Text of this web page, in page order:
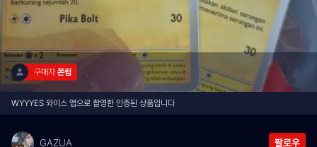
구매자 쫀림
WYYYES 와이스 앱으로 촬영한 인증된 상품입니다
GAZUA 팔로우